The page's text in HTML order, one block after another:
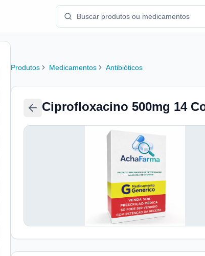
Produtos Medicamentos Antibióticos
Ciprofloxacino 500mg 14